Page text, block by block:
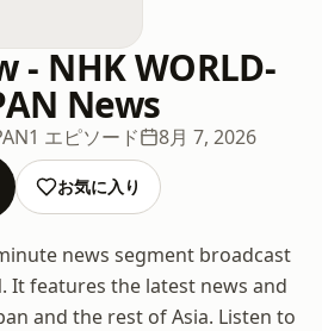
- NHK WORLD-
News
1 エピソード 8月 7, 2026
お気に入り
news segment broadcast
It features the latest news and
and the rest of Asia. Listen to